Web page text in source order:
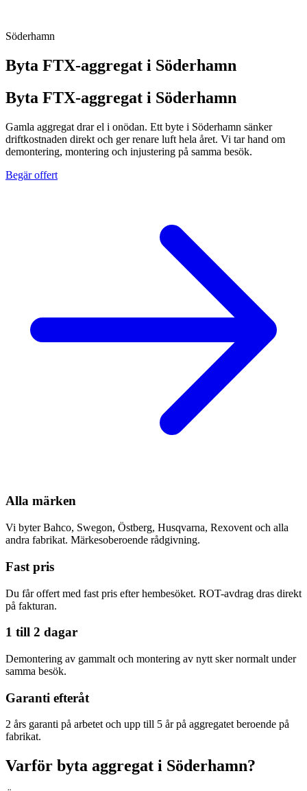
Söderhamn
Byta FTX-aggregat i Söderhamn
Byta FTX-aggregat i Söderhamn
Gamla aggregat drar el i onödan. Ett byte i Söderhamn sänker
driftkostnaden direkt och ger renare luft hela året. Vi tar hand om
demontering, montering och injustering på samma besök.
Begär offert
Alla märken
Vi byter Bahco, Swegon, Östberg, Husqvarna, Rexovent och alla
andra fabrikat. Märkesoberoende rådgivning.
Fast pris
Du får offert med fast pris efter hembesöket. ROT-avdrag dras direkt
på fakturan.
1 till 2 dagar
Demontering av gammalt och montering av nytt sker normalt under
samma besök.
Garanti efteråt
2 års garanti på arbetet och upp till 5 år på aggregatet beroende på
fabrikat.
Varför byta aggregat i Söderhamn?